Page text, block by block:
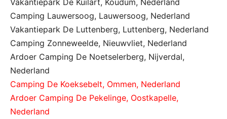
Camping Lauwersoog, Lauwersoog, Nederland
Vakantiepark De Luttenberg, Luttenberg, Nederland
Camping Zonneweelde, Nieuwvliet, Nederland
Ardoer Camping De Noetselerberg, Nijverdal,
Nederland
Camping De Koeksebelt, Ommen, Nederland
Ardoer Camping De Pekelinge, Oostkapelle,
Nederland